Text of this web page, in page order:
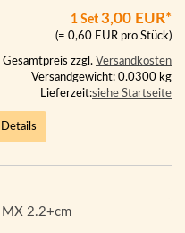
1 Set 3,00 EUR*
(= 0,60 EUR pro Stück)
Gesamtpreis zzgl. Versandkosten
Versandgewicht: 0.0300 kg
Lieferzeit:siehe Startseite
Details